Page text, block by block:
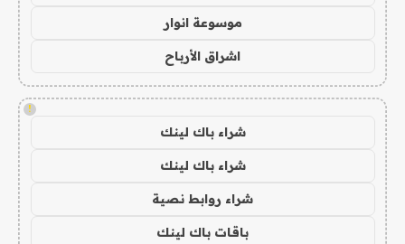
موسوعة انوار
اشراق الأرباح
!
شراء باك لينك
شراء باك لينك
شراء روابط نصية
باقات باك لينك